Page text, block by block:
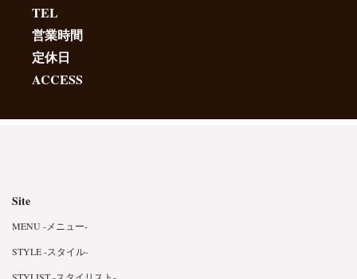
TEL
営業時間
定休日
ACCESS
Site
MENU -メニュー-
STYLE -スタイル-